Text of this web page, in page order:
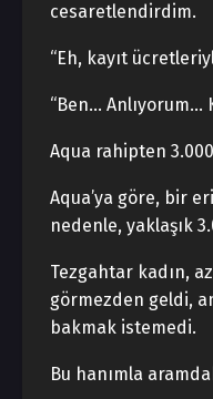
cesaretlendirdim.
“Eh, kayıt
“Ben… Anlıyorum…
Aqua rahipten
Aqua’ya göre, bir
nedenle, yaklaşık
Tezgahtar kadın,
görmezden geldi,
bakmak istemedi.
Bu hanımla